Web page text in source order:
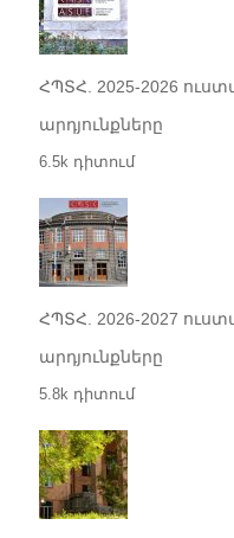
ՀՊՏՀ. 2025-2026
արդյունքները
6.5k դիտում
ՀՊՏՀ. 2026-2027
արդյունքները
5.8k դիտում